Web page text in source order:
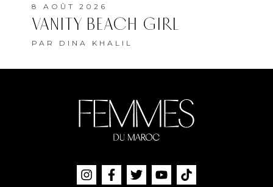
8 AOÛT 2026
VANITY BEACH GIRL
PAR DINA KHALIL